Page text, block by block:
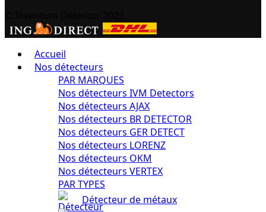
Accueil
Nos détecteurs
PAR MARQUES
Nos détecteurs IVM Detectors
Nos détecteurs AJAX
Nos détecteurs BR DETECTOR
Nos détecteurs GER DETECT
Nos détecteurs LORENZ
Nos détecteurs OKM
Nos détecteurs VERTEX
PAR TYPES
Détecteur de métaux